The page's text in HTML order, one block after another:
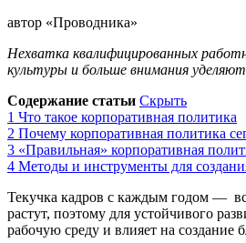
автор «‎Проводника»‎
Нехватка квалифицированных
культуры и больше внимания
Содержание статьи Скрыть
1 Что такое корпоративная политика
2 Почему корпоративная политика
3 «Правильная» корпоративная
4 Методы и инструменты для
Текучка кадров с каждым годом —
растут, поэтому для устойчивого
рабочую среду и влияет на создание